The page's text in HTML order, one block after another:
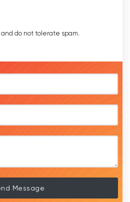
do not tolerate spam.
Message